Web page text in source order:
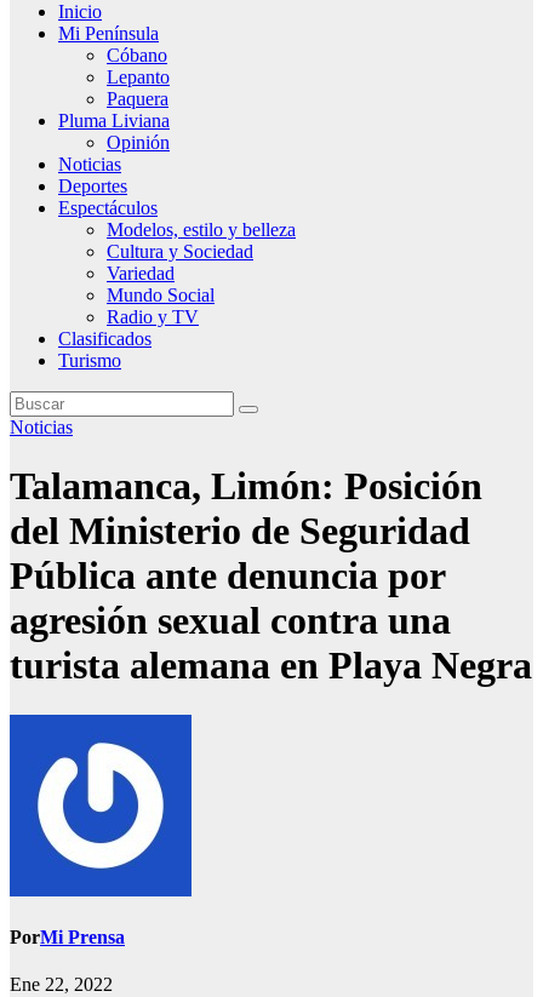
Inicio
Mi Península
Cóbano
Lepanto
Paquera
Pluma Liviana
Opinión
Noticias
Deportes
Espectáculos
Modelos, estilo y belleza
Cultura y Sociedad
Variedad
Mundo Social
Radio y TV
Clasificados
Turismo
Noticias
Talamanca, Limón: Posición
del Ministerio de Seguridad
Pública ante denuncia por
agresión sexual contra una
turista alemana en Playa Negra
PorMi Prensa
Ene 22, 2022